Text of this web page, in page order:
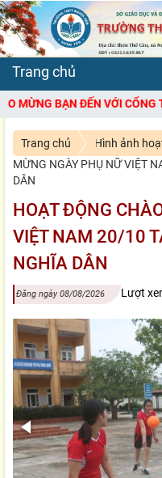
VỚI CỔNG THÔNG TIN
Trang chủ Hình ảnh
MỪNG NGÀY PHỤ NỮ VIỆT
DÂN
HOẠT ĐỘNG
VIỆT NAM 20/10
NGHĨA DÂN
Đăng ngày 08/08/2026 Lượt